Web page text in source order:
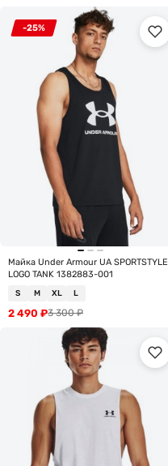
-25%
Майка Under Armour UA SPORTSTYLE
LOGO TANK 1382883-001
S M XL L
3 300₽
2 490 ₽